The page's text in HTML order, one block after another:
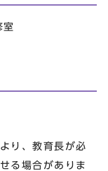
り、教育長が必
る場合がありま